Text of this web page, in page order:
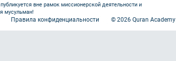
вне рамок миссионерской деятельности и
мусульман!
Правила конфиденциальности ©2026Quran Academy